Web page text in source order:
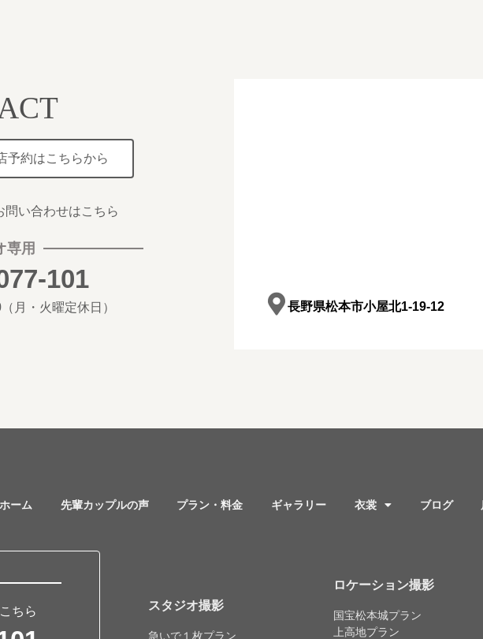
予約はこちらから
問い合わせはこちら
専用
101
（月・火曜定休日） 長野県松本市小屋北1-19-12
ホーム 先輩カップルの声 プラン・料金 ギャラリー 衣裳 ブログ
ちら スタジオ撮影
急いで１枚プラン
ロケーション撮影
国宝松本城プラン
上高地プラン